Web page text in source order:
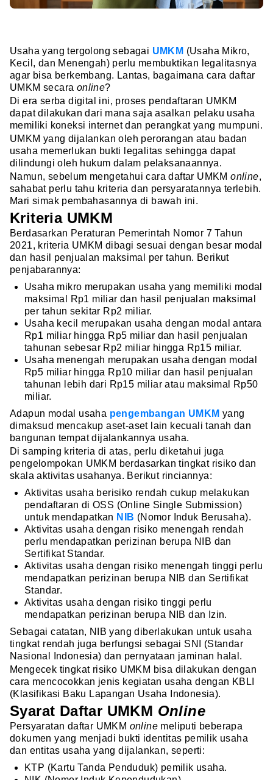
Usaha yang tergolong sebagai UMKM (Usaha Mikro,
Kecil, dan Menengah) perlu membuktikan legalitasnya
agar bisa berkembang. Lantas, bagaimana cara daftar
UMKM secara online?
Di era serba digital ini, proses pendaftaran UMKM
dapat dilakukan dari mana saja asalkan pelaku usaha
memiliki koneksi internet dan perangkat yang mumpuni.
UMKM yang dijalankan oleh perorangan atau badan
usaha memerlukan bukti legalitas sehingga dapat
dilindungi oleh hukum dalam pelaksanaannya.
Namun, sebelum mengetahui cara daftar UMKMonline,
sahabat perlu tahu kriteria dan persyaratannya terlebih.
Mari simak pembahasannya di bawah ini.
Kriteria UMKM
Berdasarkan Peraturan Pemerintah Nomor 7 Tahun
2021, kriteria UMKM dibagi sesuai dengan besar modal
dan hasil penjualan maksimal per tahun. Berikut
penjabarannya:
Usaha mikro merupakan usaha yang memiliki modal
maksimal Rp1 miliar dan hasil penjualan maksimal
per tahun sekitar Rp2 miliar.
Usaha kecil merupakan usaha dengan modal antara
Rp1 miliar hingga Rp5 miliar dan hasil penjualan
tahunan sebesar Rp2 miliar hingga Rp15 miliar.
Usaha menengah merupakan usaha dengan modal
Rp5 miliar hingga Rp10 miliar dan hasil penjualan
tahunan lebih dari Rp15 miliar atau maksimal Rp50
miliar.
Adapun modal usaha pengembangan UMKM yang
dimaksud mencakup aset-aset lain kecuali tanah dan
bangunan tempat dijalankannya usaha.
Di samping kriteria di atas, perlu diketahui juga
pengelompokan UMKM berdasarkan tingkat risiko dan
skala aktivitas usahanya. Berikut rinciannya:
Aktivitas usaha berisiko rendah cukup melakukan
pendaftaran di OSS (Online Single Submission)
untuk mendapatkan NIB (Nomor Induk Berusaha).
Aktivitas usaha dengan risiko menengah rendah
perlu mendapatkan perizinan berupa NIB dan
Sertifikat Standar.
Aktivitas usaha dengan risiko menengah tinggi perlu
mendapatkan perizinan berupa NIB dan Sertifikat
Standar.
Aktivitas usaha dengan risiko tinggi perlu
mendapatkan perizinan berupa NIB dan Izin.
Sebagai catatan, NIB yang diberlakukan untuk usaha
tingkat rendah juga berfungsi sebagai SNI (Standar
Nasional Indonesia) dan pernyataan jaminan halal.
Mengecek tingkat risiko UMKM bisa dilakukan dengan
cara mencocokkan jenis kegiatan usaha dengan KBLI
(Klasifikasi Baku Lapangan Usaha Indonesia).
Syarat Daftar UMKM Online
Persyaratan daftar UMKM online meliputi beberapa
dokumen yang menjadi bukti identitas pemilik usaha
dan entitas usaha yang dijalankan, seperti:
KTP (Kartu Tanda Penduduk) pemilik usaha.